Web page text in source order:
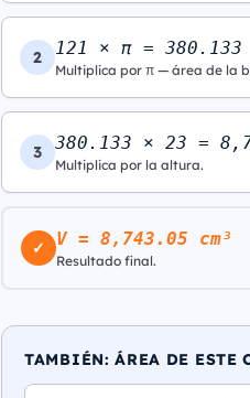
2 121 × π = 380.133
Multiplica por π — área de la
3 380.133 × 23 =
Multiplica por la altura.
✓ V = 8,743.05 cm³
Resultado final.
TAMBIÉN: ÁREA DE ESTE